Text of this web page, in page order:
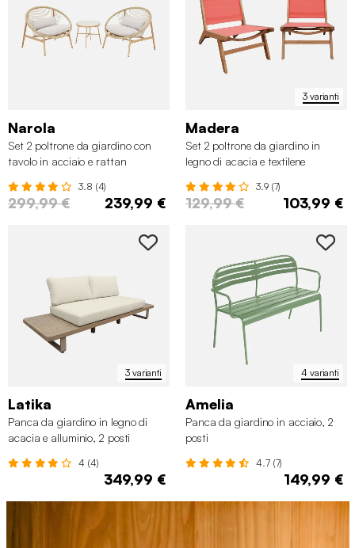
Narola
Set 2 poltrone da giardino con
tavolo in acciaio e rattan
3.8 (4)
299,99 € 239,99 €
3 varianti
Madera
Set 2 poltrone da giardino in
legno di acacia e textilene
3.9 (7)
129,99 € 103,99 €
3 varianti
Latika
Panca da giardino in legno di
acacia e alluminio, 2 posti
4 (4)
349,99 €
4 varianti
Amelia
Panca da giardino in acciaio, 2
posti
4.7 (7)
149,99 €